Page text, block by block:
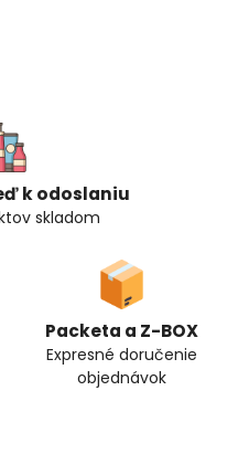
k odoslaniu
skladom
Packeta a Z-BOX
Expresné doručenie
objednávok